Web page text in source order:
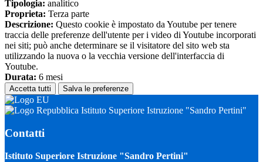
Tipologia: analitico
Proprieta: Terza parte
Descrizione: Questo cookie è impostato da Youtube per tenere
traccia delle preferenze dell'utente per i video di Youtube incorporati
nei siti; può anche determinare se il visitatore del sito web sta
utilizzando la nuova o la vecchia versione dell'interfaccia di
Youtube.
Durata: 6 mesi
Accetta tutti Salva le preferenze
Istituto Superiore Istruzione "Sandro Pertini"
Contatti
Istituto Superiore Istruzione "Sandro Pertini"